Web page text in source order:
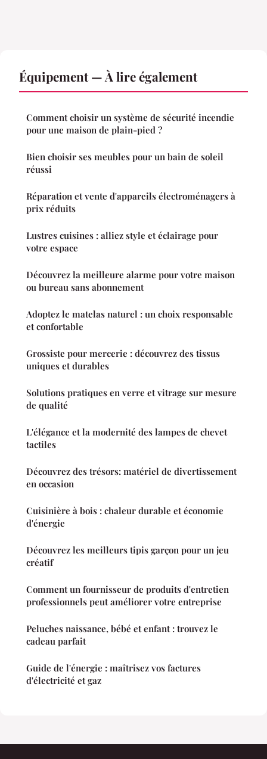
Équipement — À lire également
Comment choisir un système de sécurité incendie
pour une maison de plain-pied ?
Bien choisir ses meubles pour un bain de soleil
réussi
Réparation et vente d'appareils électroménagers à
prix réduits
Lustres cuisines : alliez style et éclairage pour
votre espace
Découvrez la meilleure alarme pour votre maison
ou bureau sans abonnement
Adoptez le matelas naturel : un choix responsable
et confortable
Grossiste pour mercerie : découvrez des tissus
uniques et durables
Solutions pratiques en verre et vitrage sur mesure
de qualité
L'élégance et la modernité des lampes de chevet
tactiles
Découvrez des trésors: matériel de divertissement
en occasion
Cuisinière à bois : chaleur durable et économie
d'énergie
Découvrez les meilleurs tipis garçon pour un jeu
créatif
Comment un fournisseur de produits d'entretien
professionnels peut améliorer votre entreprise
Peluches naissance, bébé et enfant : trouvez le
cadeau parfait
Guide de l'énergie : maîtrisez vos factures
d'électricité et gaz